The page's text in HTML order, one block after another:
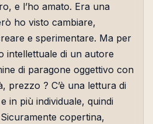
e l’ho amato. Era una
ho visto cambiare,
e sperimentare. Ma per
intellettuale di un autore
di paragone oggettivo con
prezzo ? C’è una lettura di
in più individuale, quindi
copertina,